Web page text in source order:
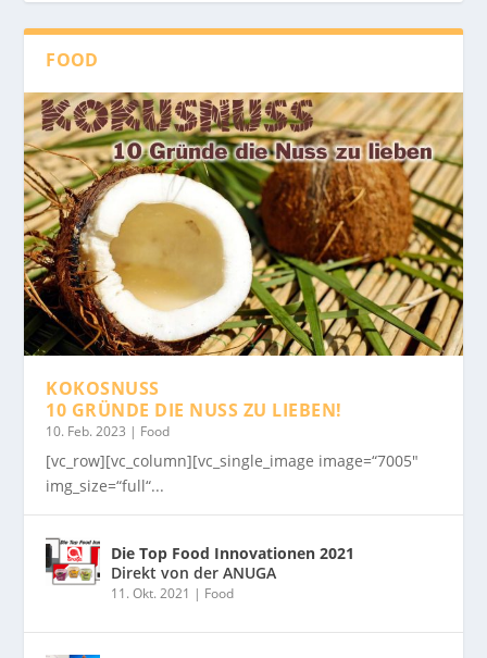
FOOD
KOKOSNUSS
10 GRÜNDE DIE NUSS ZU LIEBEN!
10. Feb. 2023 | Food
[vc_row][vc_column][vc_single_image image=“7005″
img_size=“full“...
Die Top Food Innovationen 2021
Direkt von der ANUGA
11. Okt. 2021 | Food